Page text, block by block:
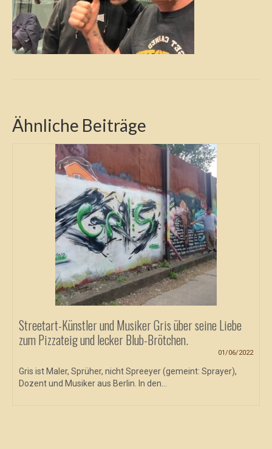
Ähnliche Beiträge
Streetart-Künstler und Musiker Gris über seine Liebe
zum Pizzateig und lecker Blub-Brötchen.
01/06/2022
Gris ist Maler, Sprüher, nicht Spreeyer (gemeint: Sprayer),
Dozent und Musiker aus Berlin. In den...